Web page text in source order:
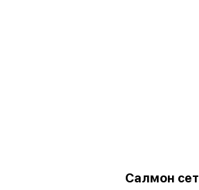
Салмон сет